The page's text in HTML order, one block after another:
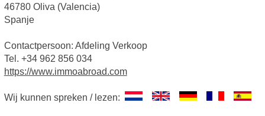
46780 Oliva (Valencia)
Spanje
Contactpersoon: Afdeling Verkoop
Tel. +34 962 856 034
https://www.immoabroad.com
Wij kunnen spreken / lezen: